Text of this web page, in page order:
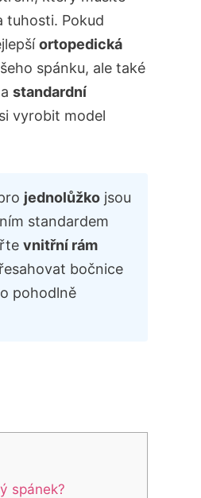
tuhosti. Pokud
ortopedická
spánku, ale také
standardní
vyrobit model
jednolůžko jsou
standardem
vnitřní rám
bočnice
pohodlně
spánek?